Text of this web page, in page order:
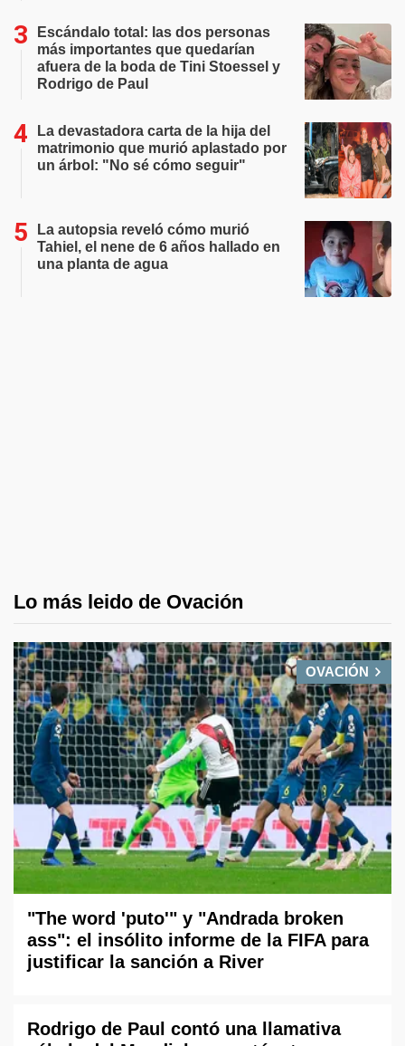
Escándalo total: las dos personas
más importantes que quedarían
afuera de la boda de Tini Stoessel y
Rodrigo de Paul
La devastadora carta de la hija del
matrimonio que murió aplastado por
un árbol: "No sé cómo seguir"
La autopsia reveló cómo murió
Tahiel, el nene de 6 años hallado en
una planta de agua
Lo más leido de Ovación
OVACIÓN
"The word 'puto'" y "Andrada broken
ass": el insólito informe de la FIFA para
justificar la sanción a River
Rodrigo de Paul contó una llamativa